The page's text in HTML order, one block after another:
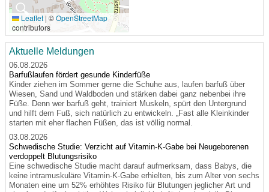
🔍
Leaflet | ©OpenStreetMap
contributors
Aktuelle Meldungen
06.08.2026
Barfußlaufen fördert gesunde Kinderfüße
Kinder ziehen im Sommer gerne die Schuhe aus, laufen barfuß über
Wiesen, Sand und Waldboden und stärken dabei ganz nebenbei ihre
Füße. Denn wer barfuß geht, trainiert Muskeln, spürt den Untergrund
und hilft dem Fuß, sich natürlich zu entwickeln. „Fast alle Kleinkinder
starten mit eher flachen Füßen, das ist völlig normal.
03.08.2026
Schwedische Studie: Verzicht auf Vitamin-K-Gabe bei Neugeborenen
verdoppelt Blutungsrisiko
Eine schwedische Studie macht darauf aufmerksam, dass Babys, die
keine intramuskuläre Vitamin-K-Gabe erhielten, bis zum Alter von sechs
Monaten eine um 52% erhöhtes Risiko für Blutungen jeglicher Art und